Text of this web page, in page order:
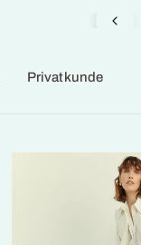
Privatkunde